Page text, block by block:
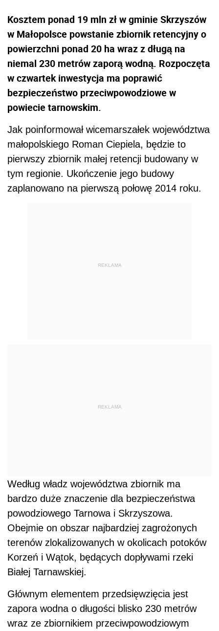
Kosztem ponad 19 mln zł w gminie Skrzyszów
w Małopolsce powstanie zbiornik retencyjny o
powierzchni ponad 20 ha wraz z długą na
niemal 230 metrów zaporą wodną. Rozpoczęta
w czwartek inwestycja ma poprawić
bezpieczeństwo przeciwpowodziowe w
powiecie tarnowskim.
Jak poinformował wicemarszałek województwa
małopolskiego Roman Ciepiela, będzie to
pierwszy zbiornik małej retencji budowany w
tym regionie. Ukończenie jego budowy
zaplanowano na pierwszą połowę 2014 roku.
REKLAMA
REKLAMA
Według władz województwa zbiornik ma
bardzo duże znaczenie dla bezpieczeństwa
powodziowego Tarnowa i Skrzyszowa.
Obejmie on obszar najbardziej zagrożonych
terenów zlokalizowanych w okolicach potoków
Korzeń i Wątok, będących dopływami rzeki
Białej Tarnawskiej.
Głównym elementem przedsięwzięcia jest
zapora wodna o długości blisko 230 metrów
wraz ze zbiornikiem przeciwpowodziowym